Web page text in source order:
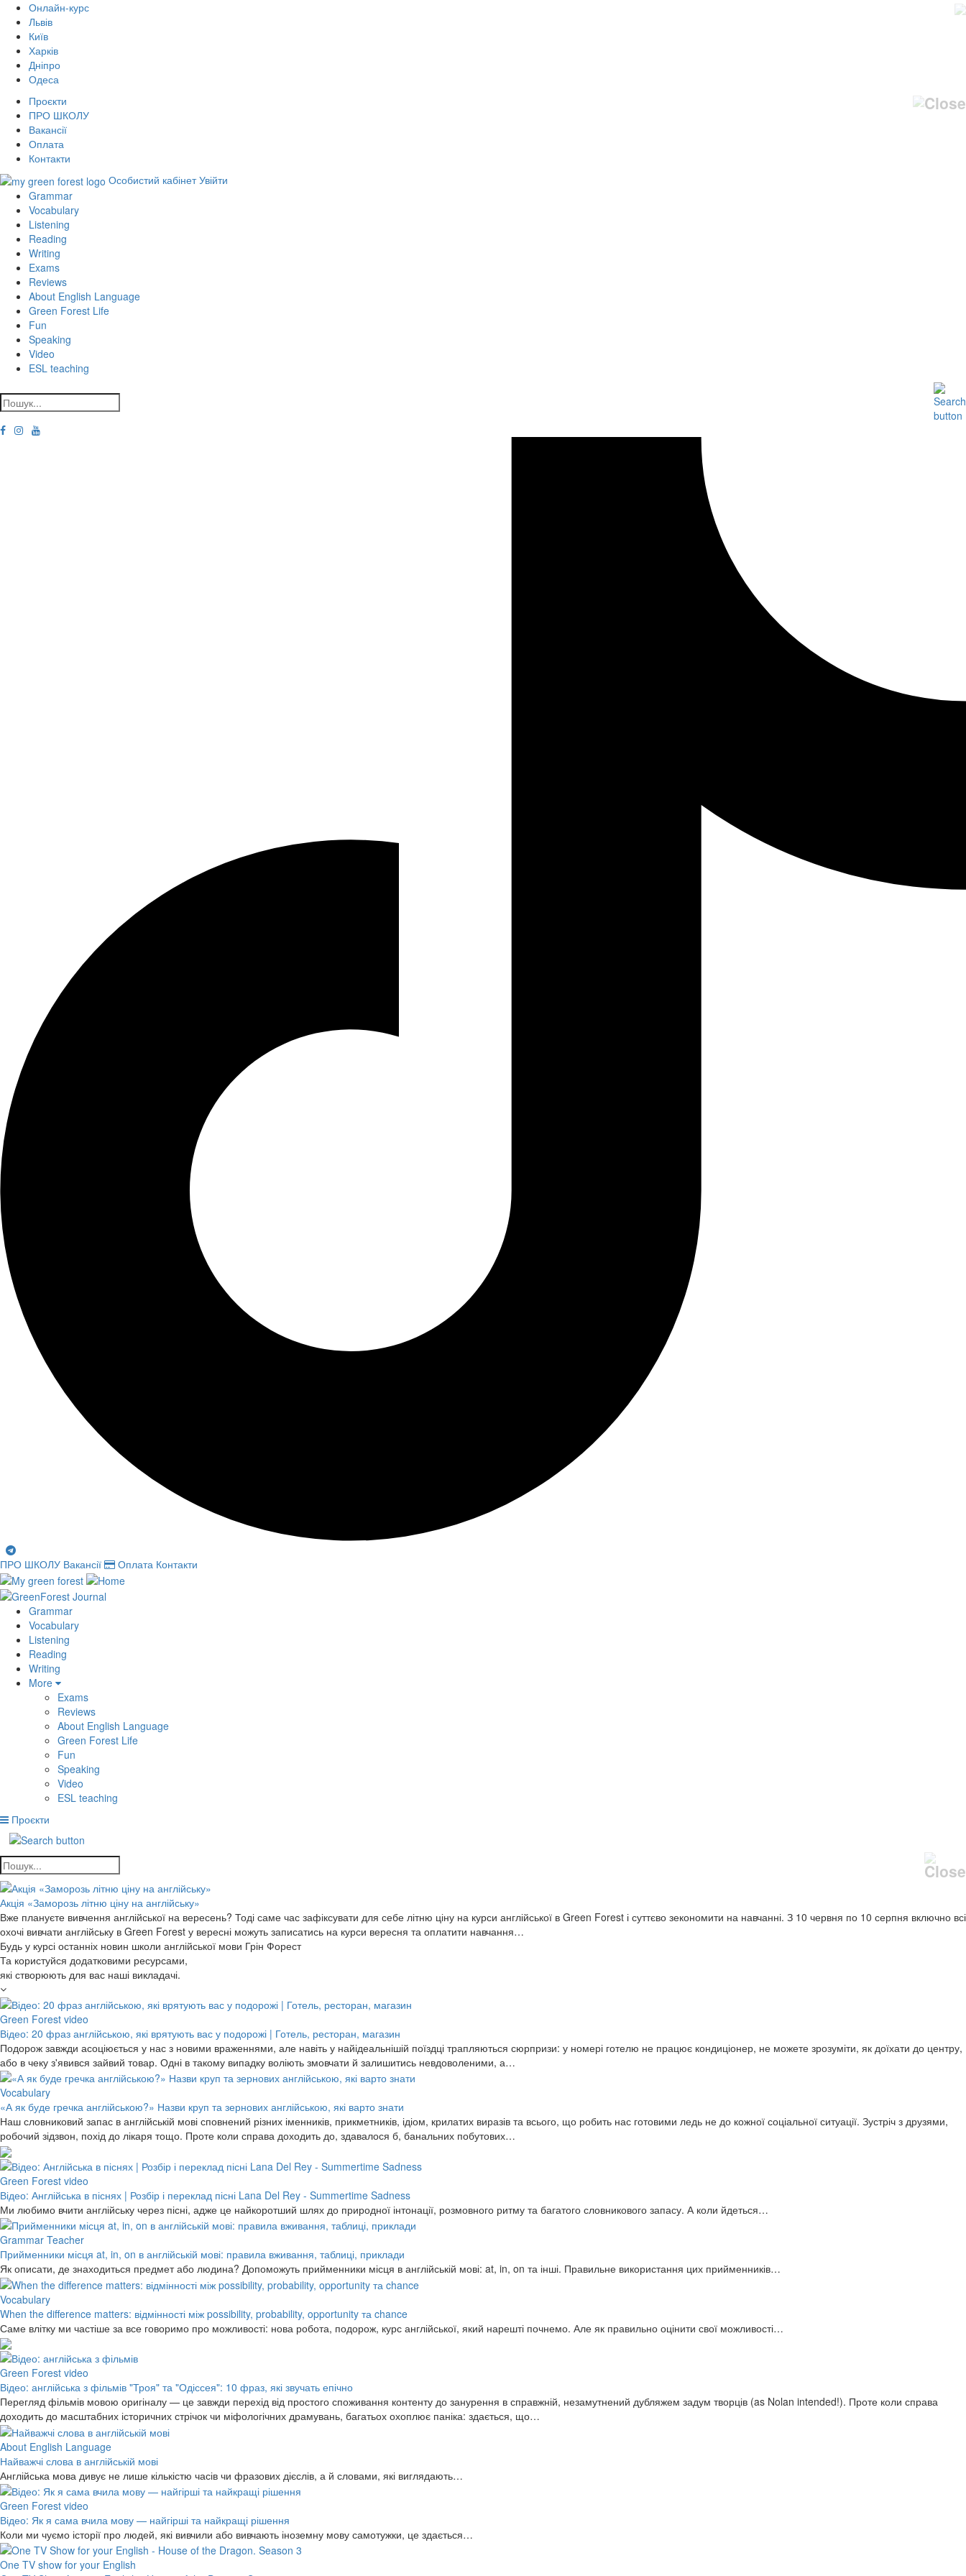
Онлайн-курс
Львів
Київ
Харків
Дніпро
Одеса
Проєкти
ПРО ШКОЛУ
Вакансії
Оплата
Контакти
Особистий кабінет Увійти
Grammar
Vocabulary
Listening
Reading
Writing
Exams
Reviews
About English Language
Green Forest Life
Fun
Speaking
Video
ESL teaching
ПРО ШКОЛУ Вакансії Оплата Контакти
Grammar
Vocabulary
Listening
Reading
Writing
More
Exams
Reviews
About English Language
Green Forest Life
Fun
Speaking
Video
ESL teaching
Проєкти
Акція «Заморозь літню ціну на англійську»
Вже плануєте вивчення англійської на вересень? Тоді саме час зафіксувати для себе літню ціну на курси англійської в Green Forest і суттєво зекономити на навчанні. З 10 червня по 10 серпня включно всі
охочі вивчати англійську в Green Forest у вересні можуть записатись на курси вересня та оплатити навчання…
Будь у курсі останніх новин школи англійської мови Грін Форест
Та користуйся додатковими ресурсами,
які створюють для вас наші викладачі.
Green Forest video
Відео: 20 фраз англійською, які врятують вас у подорожі | Готель, ресторан, магазин
Подорож завжди асоціюється у нас з новими враженнями, але навіть у найідеальнішій поїздці трапляються сюрпризи: у номері готелю не працює кондиціонер, не можете зрозуміти, як доїхати до центру,
або в чеку з'явився зайвий товар. Одні в такому випадку воліють змовчати й залишитись невдоволеними, а…
Vocabulary
«А як буде гречка англійською?» Назви круп та зернових англійською, які варто знати
Наш словниковий запас в англійській мові сповнений різних іменників, прикметників, ідіом, крилатих виразів та всього, що робить нас готовими ледь не до кожної соціальної ситуації. Зустріч з друзями,
робочий зідзвон, похід до лікаря тощо. Проте коли справа доходить до, здавалося б, банальних побутових…
Green Forest video
Відео: Англійська в піснях | Розбір і переклад пісні Lana Del Rey - Summertime Sadness
Ми любимо вчити англійську через пісні, адже це найкоротший шлях до природної інтонації, розмовного ритму та багатого словникового запасу. А коли йдеться…
Grammar Teacher
Прийменники місця at, in, on в англійській мові: правила вживання, таблиці, приклади
Як описати, де знаходиться предмет або людина? Допоможуть прийменники місця в англійській мові: at, in, on та інші. Правильне використання цих прийменників…
Vocabulary
When the difference matters: відмінності між possibility, probability, opportunity та chance
Саме влітку ми частіше за все говоримо про можливості: нова робота, подорож, курс англійської, який нарешті почнемо. Але як правильно оцінити свої можливості…
Green Forest video
Відео: англійська з фільмів "Троя" та "Одіссея": 10 фраз, які звучать епічно
Перегляд фільмів мовою оригіналу — це завжди перехід від простого споживання контенту до занурення в справжній, незамутнений дубляжем задум творців (as Nolan intended!). Проте коли справа
доходить до масштабних історичних стрічок чи міфологічних драмувань, багатьох охоплює паніка: здається, що…
About English Language
Найважчі слова в англійській мові
Англійська мова дивує не лише кількістю часів чи фразових дієслів, а й словами, які виглядають…
Green Forest video
Відео: Як я сама вчила мову — найгірші та найкращі рішення
Коли ми чуємо історії про людей, які вивчили або вивчають іноземну мову самотужки, це здається…
One TV show for your English